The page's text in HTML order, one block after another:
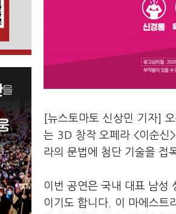
[뉴스토마토 신상민 기자]
는 3D 창작 오페라 <이순신
라의 문법에 첨단 기술을 접
이번 공연은 국내 대표 남성
이기도 합니다. 이 마에스트